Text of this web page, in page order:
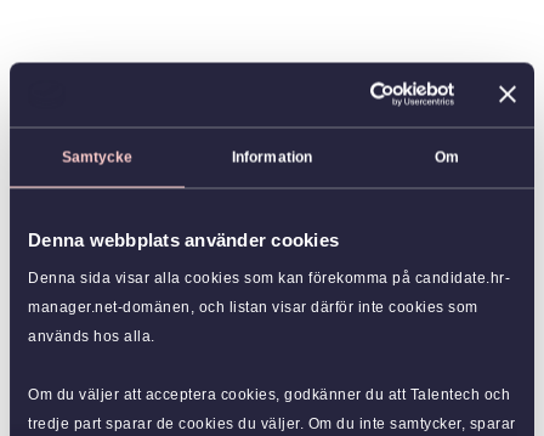
Samtycke Information Om
Denna webbplats använder cookies
Denna sida visar alla cookies som kan förekomma på candidate.hr-
manager.net-domänen, och listan visar därför inte cookies som
används hos alla.
Om du väljer att acceptera cookies, godkänner du att Talentech och
tredje part sparar de cookies du väljer. Om du inte samtycker, sparar